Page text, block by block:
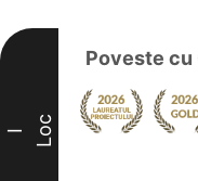
I Loc
Poveste cu